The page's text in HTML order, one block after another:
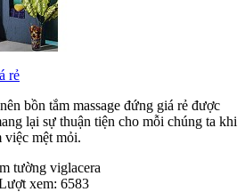
rẻ
bồn tắm massage đứng giá rẻ được
lại sự thuận tiện cho mỗi chúng ta khi
việc mệt mỏi.
tường viglacera
xem: 6583